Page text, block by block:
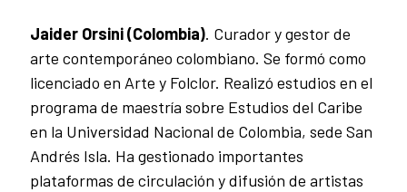
Jaider Orsini (Colombia). Curador y gestor de
arte contemporáneo colombiano. Se formó como
licenciado en Arte y Folclor. Realizó estudios en el
programa de maestría sobre Estudios del Caribe
en la Universidad Nacional de Colombia, sede San
Andrés Isla. Ha gestionado importantes
plataformas de circulación y difusión de artistas